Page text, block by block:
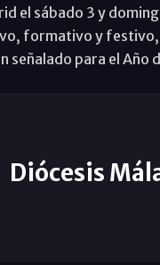
el sábado 3 y
formativo y
señalado para el Año
Diócesis